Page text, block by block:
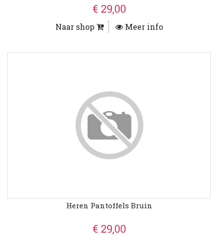
€ 29,00
Naar shop Meer info
Heren Pantoffels Bruin
€ 29,00